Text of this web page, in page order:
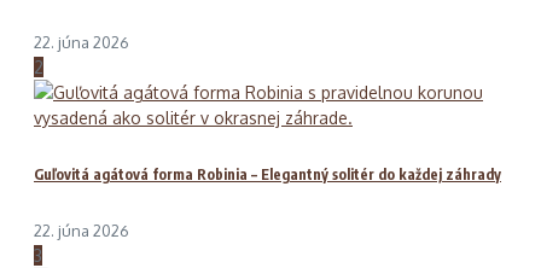
22. júna 2026
2
Guľovitá agátová forma Robinia – Elegantný solitér do každej záhrady
22. júna 2026
3